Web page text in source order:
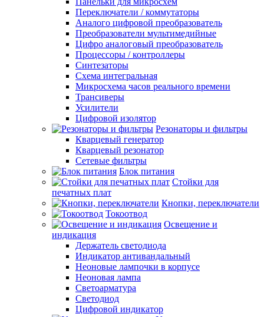
Переключатели / коммутаторы
Аналого цифровой преобразователь
Преобразователи мультимедийные
Цифро аналоговый преобразователь
Процессоры / контроллеры
Синтезаторы
Схема интегральная
Микросхема часов реального времени
Трансиверы
Усилители
Цифровой изолятор
Резонаторы и фильтры
Кварцевый генератор
Кварцевый резонатор
Сетевые фильтры
Блок питания
Стойки для
печатных плат
Кнопки, переключатели
Токоотвод
Освещение и
индикация
Держатель светодиода
Индикатор антивандальный
Неоновые лампочки в корпусе
Неоновая лампа
Светоарматура
Светодиод
Цифровой индикатор